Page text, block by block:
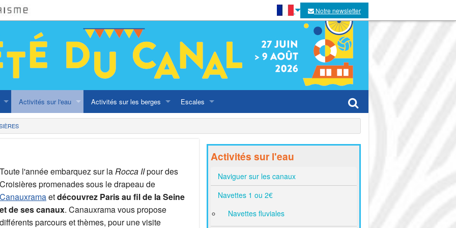
Notre newsletter
olympique
Activités sur l'eau
Naviguer sur les canaux
Croisières
Activités sur les berges
Street Art
Ateliers
Escales
En famille
Péniches
Lieux festifs estivaux
Toute l'année embarquez sur laRocca IIpour des
Croisières promenades sous le drapeau de
Canauxramaetdécouvrez Paris au fil de la Seine
et de ses canaux. Canauxrama vous propose
différents parcours et thèmes, pour une visite
Activités sur l'eau
Naviguer sur les canaux
Navettes 1 ou 2€
Navettes fluviales